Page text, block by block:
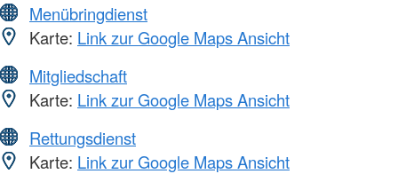
Menübringdienst
Karte: Link zur Google Maps Ansicht
Mitgliedschaft
Karte: Link zur Google Maps Ansicht
Rettungsdienst
Karte: Link zur Google Maps Ansicht